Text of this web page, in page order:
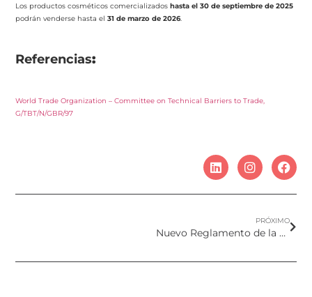
Los productos cosméticos comercializadoshasta el 30 de septiembre de 2025
podrán venderse hasta el31 de marzo de 2026.
Referencias:
World Trade Organization – Committee on Technical Barriers to Trade,
G/TBT/N/GBR/97
PRÓXIMO
Nuevo Reglamento de la UE 2025/40 sobre los Envases y Residuos de Envases